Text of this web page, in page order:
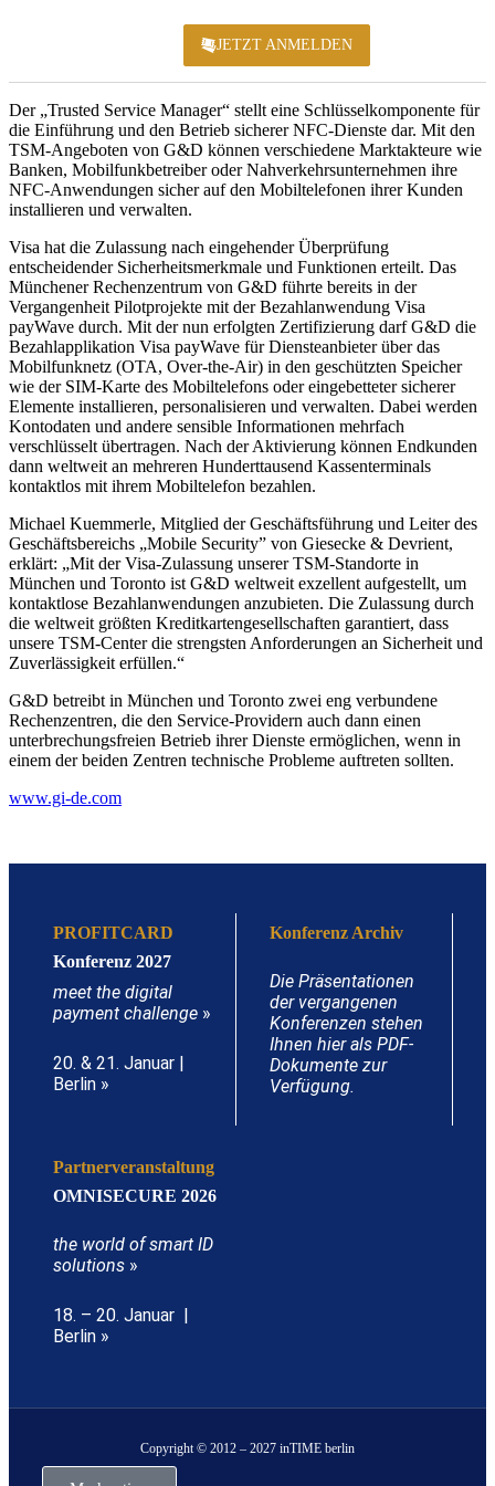
JETZT ANMELDEN
Der „Trusted Service Manager“ stellt eine Schlüsselkomponente für
die Einführung und den Betrieb sicherer NFC-Dienste dar. Mit den
TSM-Angeboten von G&D können verschiedene Marktakteure wie
Banken, Mobilfunkbetreiber oder Nahverkehrsunternehmen ihre
NFC-Anwendungen sicher auf den Mobiltelefonen ihrer Kunden
installieren und verwalten.
Visa hat die Zulassung nach eingehender Überprüfung
entscheidender Sicherheitsmerkmale und Funktionen erteilt. Das
Münchener Rechenzentrum von G&D führte bereits in der
Vergangenheit Pilotprojekte mit der Bezahlanwendung Visa
payWave durch. Mit der nun erfolgten Zertifizierung darf G&D die
Bezahlapplikation Visa payWave für Diensteanbieter über das
Mobilfunknetz (OTA, Over-the-Air) in den geschützten Speicher
wie der SIM-Karte des Mobiltelefons oder eingebetteter sicherer
Elemente installieren, personalisieren und verwalten. Dabei werden
Kontodaten und andere sensible Informationen mehrfach
verschlüsselt übertragen. Nach der Aktivierung können Endkunden
dann weltweit an mehreren Hunderttausend Kassenterminals
kontaktlos mit ihrem Mobiltelefon bezahlen.
Michael Kuemmerle, Mitglied der Geschäftsführung und Leiter des
Geschäftsbereichs „Mobile Security” von Giesecke & Devrient,
erklärt: „Mit der Visa-Zulassung unserer TSM-Standorte in
München und Toronto ist G&D weltweit exzellent aufgestellt, um
kontaktlose Bezahlanwendungen anzubieten. Die Zulassung durch
die weltweit größten Kreditkartengesellschaften garantiert, dass
unsere TSM-Center die strengsten Anforderungen an Sicherheit und
Zuverlässigkeit erfüllen.“
G&D betreibt in München und Toronto zwei eng verbundene
Rechenzentren, die den Service-Providern auch dann einen
unterbrechungsfreien Betrieb ihrer Dienste ermöglichen, wenn in
einem der beiden Zentren technische Probleme auftreten sollten.
www.gi-de.com
PROFITCARD
Konferenz 2027
meet the digital
payment challenge »
20. & 21. Januar |
Berlin »
Konferenz Archiv
Die Präsentationen
der vergangenen
Konferenzen stehen
Ihnen hier als PDF-
Dokumente zur
Verfügung.
Partnerveranstaltung
OMNISECURE 2026
the world of smart ID
solutions »
18. – 20. Januar |
Berlin »
Copyright © 2012 – 2027 inTIME berlin